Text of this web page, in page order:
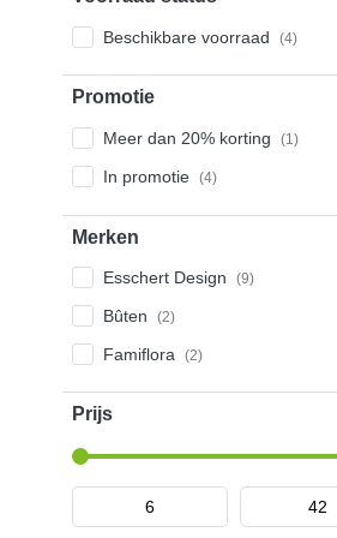
Beschikbare voorraad (4)
Promotie
Meer dan 20% korting (1)
In promotie (4)
Merken
Esschert Design (9)
Bûten (2)
Famiflora (2)
Prijs